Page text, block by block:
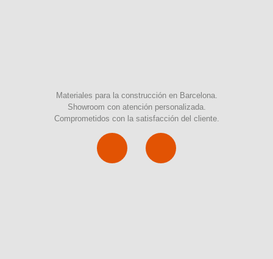
Materiales para la construcción en Barcelona.
Showroom con atención personalizada.
Comprometidos con la satisfacción del cliente.